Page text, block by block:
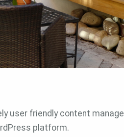
user friendly content
platform.